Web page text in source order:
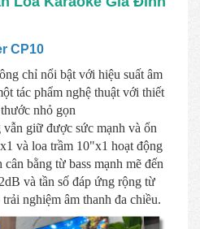
CP10
chỉ nổi bật với hiệu suất âm
tác phẩm nghệ thuật với thiết
nhỏ gọn
giữ được sức mạnh và ổn
và loa trầm 10"x1 hoạt động
bằng từ bass mạnh mẽ đến
và tần số đáp ứng rộng từ
nghiệm âm thanh đa chiều.